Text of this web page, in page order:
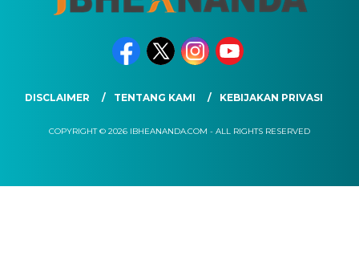
DISCLAIMER TENTANG KAMI KEBIJAKAN PRIVASI
COPYRIGHT © 2026 IBHEANANDA.COM - ALL RIGHTS RESERVED